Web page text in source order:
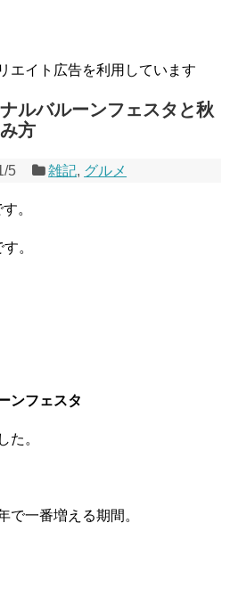
エイト広告を利用しています
ルバルーンフェスタと秋
方
5 雑記, グルメ
。
。
ンフェスタ
た。
で一番増える期間。